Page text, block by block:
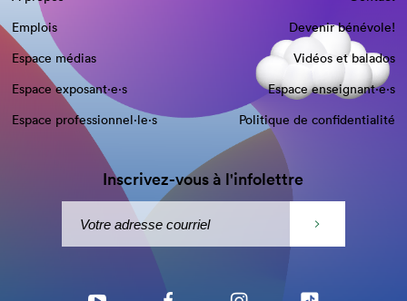
Emplois
Devenir bénévole!
Espace médias
Vidéos et balados
Espace exposant·e⋅s
Espace enseignant·e⋅s
Espace professionnel·le⋅s
Politique de confidentialité
Inscrivez-vous à l'infolettre